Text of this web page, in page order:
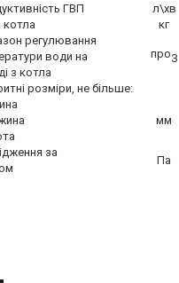
ГВП
л\хв
кг
регулювання
води на
з котла
проЗ
розміри, не більше:
мм
за
Па